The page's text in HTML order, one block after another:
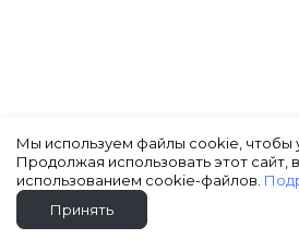
Мы используем файлы cookie, чтобы
Продолжая использовать этот сайт,
использованием cookie-файлов.
Принять